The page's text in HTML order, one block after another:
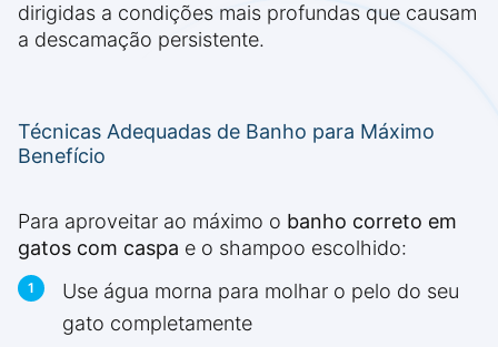
dirigidas a condições mais profundas que causam
a descamação persistente.
Técnicas Adequadas de Banho para Máximo
Benefício
Para aproveitar ao máximo o banho correto em
gatos com caspa e o shampoo escolhido:
Use água morna para molhar o pelo do seu
gato completamente